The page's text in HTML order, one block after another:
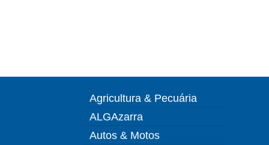
Agricultura & Pecuária
ALGAzarra
Autos & Motos